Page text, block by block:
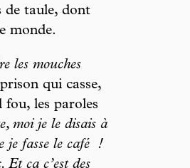
de taule, dont
monde.
les mouches
qui casse,
les paroles
moi je le disais à
fasse le café
!